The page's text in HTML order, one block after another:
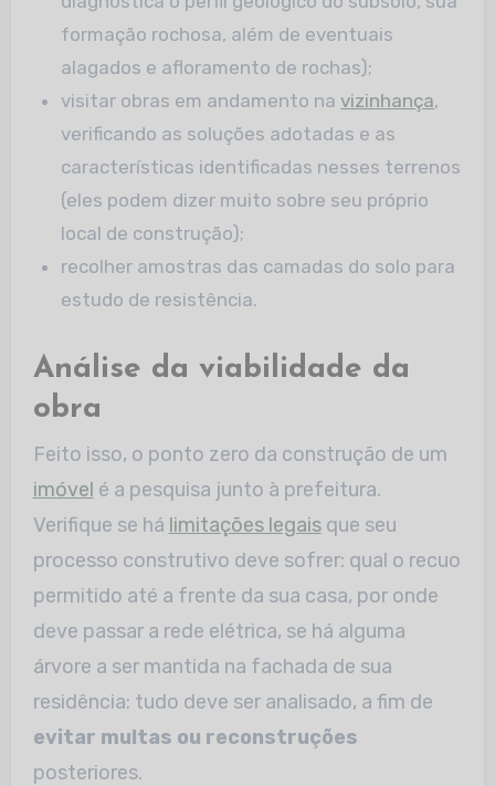
formação rochosa, além de eventuais
alagados e afloramento de rochas);
visitar obras em andamento navizinhança,
verificando as soluções adotadas e as
características identificadas nesses terrenos
(eles podem dizer muito sobre seu próprio
local de construção);
recolher amostras das camadas do solo para
estudo de resistência.
Análise da viabilidade da
obra
Feito isso, o ponto zero da construção de um
imóvel é a pesquisa junto à prefeitura.
Verifique se há limitações legaisque seu
processo construtivo deve sofrer: qual o recuo
permitido até a frente da sua casa, por onde
deve passar a rede elétrica, se há alguma
árvore a ser mantida na fachada de sua
residência: tudo deve ser analisado, a fim de
evitar multas ou reconstruções
posteriores.